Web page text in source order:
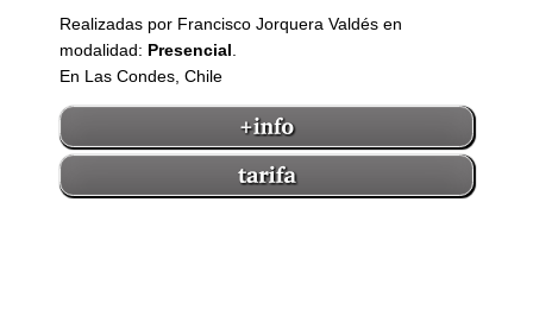
Realizadas por Francisco Jorquera Valdés en
modalidad: Presencial.
En Las Condes, Chile